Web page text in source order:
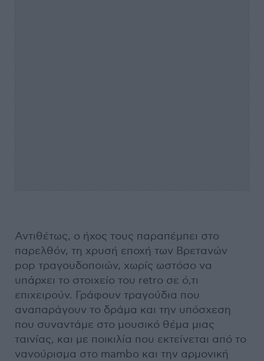
Αντιθέτως, ο ήχος τους παραπέμπει στο
παρελθόν, τη χρυσή εποχή των Βρετανών
pop τραγουδοποιών, χωρίς ωστόσο να
υπάρχει το στοιχείο του retro σε ό,τι
επιχειρούν. Γράφουν τραγούδια που
αναπαράγουν το δράμα και την υπόσχεση
που συναντάμε στο μουσικό θέμα μιας
ταινίας, και με ποικιλία που εκτείνεται από το
νανούρισμα στο mambο και την αρμονική